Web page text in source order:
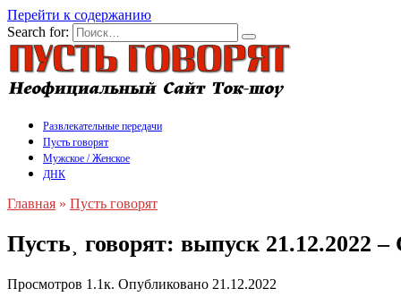
Перейти к содержанию
Search for:
Развлекательные передачи
Пусть говорят
Мужское / Женское
ДНК
Главная » Пусть говорят
Пусть˲ говорят: выпуск 21.12.2022
Просмотров 1.1к. Опубликовано 21.12.2022